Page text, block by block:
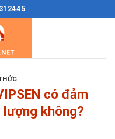
có đảm
không?